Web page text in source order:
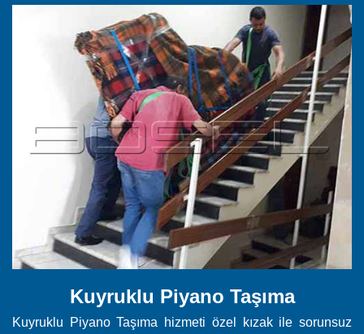
Kuyruklu Piyano Taşıma
Kuyruklu Piyano Taşıma hizmeti özel kızak ile sorunsuz